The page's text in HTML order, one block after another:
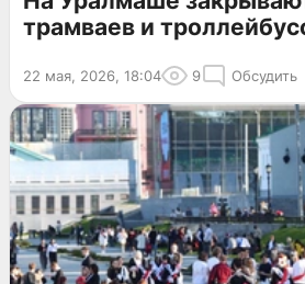
трамваев и
22 мая, 2026, 18:04 9 Обсудить